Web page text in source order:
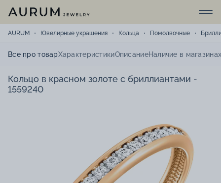
AURUM Ювелирные украшения Кольца Помолвочные
Все про товарХарактеристикиОписаниеНаличие в
Кольцо в красном золоте с бриллиантами -
1559240